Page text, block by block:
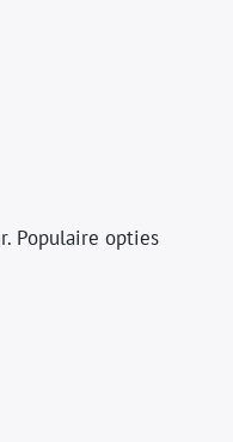
Populaire opties